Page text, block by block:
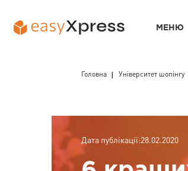
Головна Університет шопінгу
Дата публікації:28.02.2020
МЕНЮ